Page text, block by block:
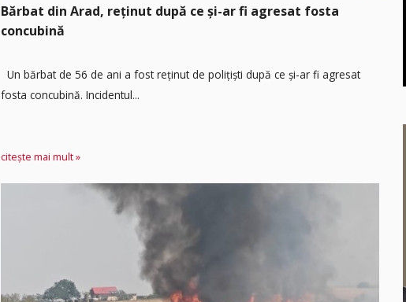
Bărbat din Arad, reținut după ce și-ar fi agresat fosta
concubină
Un bărbat de 56 de ani a fost reținut de polițiști după ce și-ar fi agresat
fosta concubină. Incidentul...
citește mai mult »